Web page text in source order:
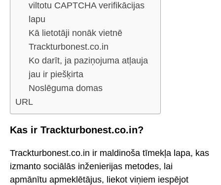
viltotu CAPTCHA verifikācijas
lapu
Kā lietotāji nonāk vietnē
Trackturbonest.co.in
Ko darīt, ja paziņojuma atļauja
jau ir piešķirta
Noslēguma domas
URL
Kas ir Trackturbonest.co.in?
Trackturbonest.co.in ir maldinoša tīmekļa lapa, kas
izmanto sociālās inženierijas metodes, lai
apmānītu apmeklētājus, liekot viņiem iespējot